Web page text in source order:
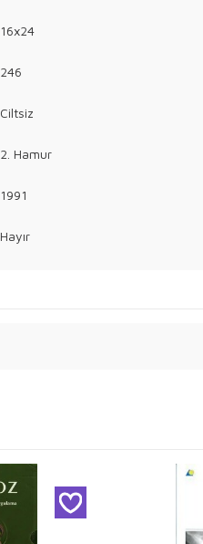
16x24
246
Ciltsiz
2. Hamur
1991
Hayır